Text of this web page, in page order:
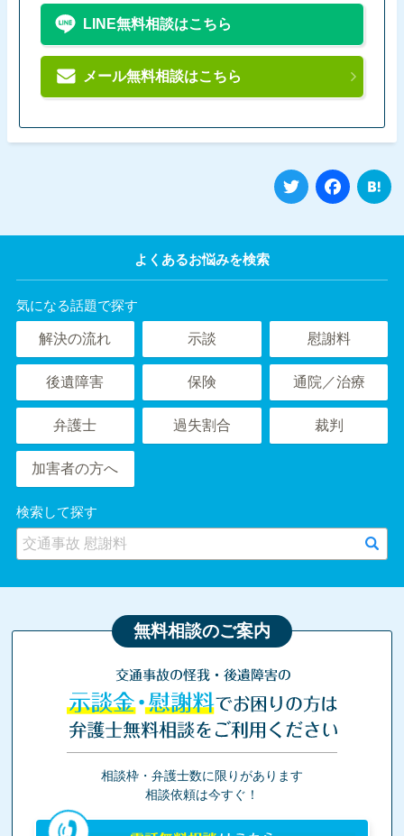
LINE無料相談はこちら
メール無料相談はこちら
Twitter
よくあるお悩みを検索
気になる話題で探す
解決の流れ 示談 慰謝料
後遺障害 保険 通院／治療
弁護士 過失割合 裁判
加害者の方へ
検索して探す
無料相談のご案内
交通事故の怪我・後遺障害の
示談金・慰謝料でお困りの方は
弁護士無料相談をご利用ください
相談枠・弁護士数に限りがあります
相談依頼は今すぐ！